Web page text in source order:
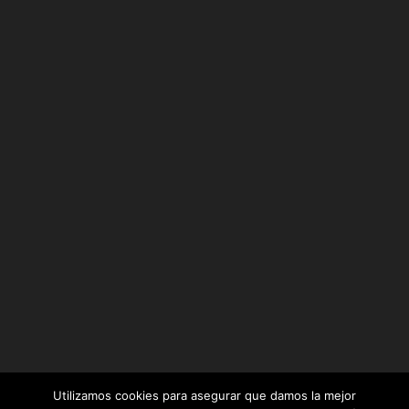
Utilizamos cookies para asegurar que damos la mejor